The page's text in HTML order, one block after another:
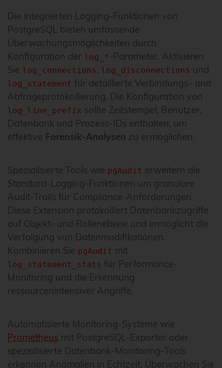
Die integrierten Logging-Funktionen von
PostgreSQL bieten umfassende
Überwachungsmöglichkeiten durch
Konfiguration der log_* -Parameter. Aktivieren
Sie log_connections, log_disconnections und
log_statement für detaillierte Verbindungs- und
Abfrageprotokollierung. Die Konfiguration von
log_line_prefix sollte Zeitstempel, Benutzer,
Datenbank und Prozess-IDs enthalten, um
effektive Forensik-Analysen zu ermöglichen.
Spezialisierte Tools wie pgAudit erweitern die
Standard-Logging-Funktionen um granulare
Audit-Trails für Compliance-Anforderungen.
Diese Extension protokolliert Datenbankzugriffe
auf Objekt- und Rollenebene und ermöglicht die
Verfolgung von Datenmodifikationen.
Kombinieren Sie pgAudit mit
log_statement_stats für Performance-
Monitoring und die Erkennung
ressourcenintensiver Angriffe.
Automatisierte Monitoring-Systeme wie
Prometheus mit PostgreSQL-Exporter oder
spezialisierte Datenbank-Monitoring-Tools
erkennen Anomalien in Echtzeit. Überwachen Sie